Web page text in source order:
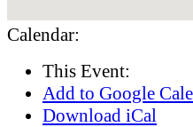
Calendar:
This Event:
Add to Google
Download iCal